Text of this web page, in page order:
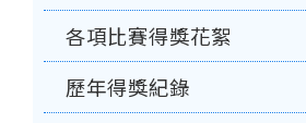
各項比賽得獎花絮
歷年得獎紀錄